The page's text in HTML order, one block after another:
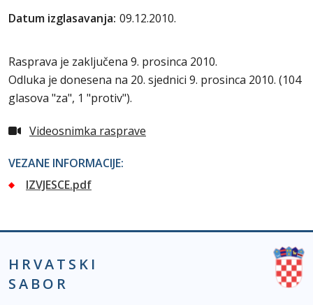
Datum izglasavanja: 09.12.2010.
Rasprava je zaključena 9. prosinca 2010.
Odluka je donesena na 20. sjednici 9. prosinca 2010. (104
glasova "za", 1 "protiv").
Videosnimka rasprave
VEZANE INFORMACIJE:
IZVJESCE.pdf
HRVATSKI
SABOR